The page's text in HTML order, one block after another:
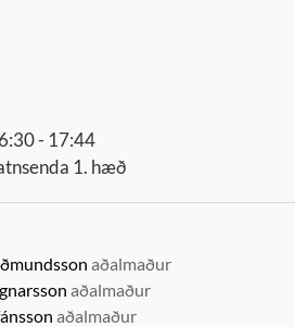
- 17:44
1. hæð
aðalmaður
aðalmaður
aðalmaður